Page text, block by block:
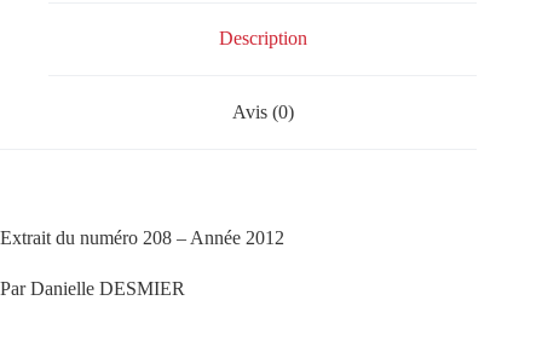
Description
Avis (0)
Extrait du numéro 208 – Année 2012
Par Danielle DESMIER